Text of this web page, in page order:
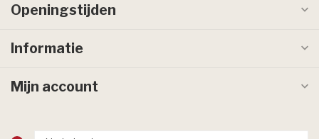
Openingstijden
Informatie
Mijn account